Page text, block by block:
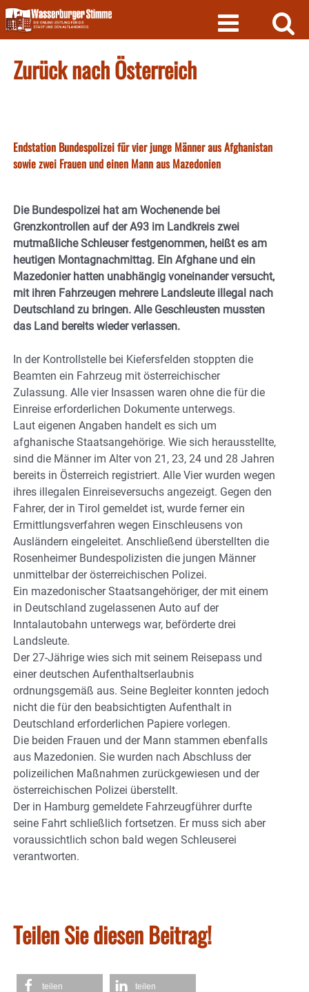
Skip
to
content
Zurück nach Österreich
Endstation Bundespolizei für vier junge Männer aus Afghanistan
sowie zwei Frauen und einen Mann aus Mazedonien
Die Bundespolizei hat am Wochenende bei
Grenzkontrollen auf der A93 im Landkreis zwei
mutmaßliche Schleuser festgenommen, heißt es am
heutigen Montagnachmittag. Ein Afghane und ein
Mazedonier hatten unabhängig voneinander versucht,
mit ihren Fahrzeugen mehrere Landsleute illegal nach
Deutschland zu bringen. Alle Geschleusten mussten
das Land bereits wieder verlassen.
In der Kontrollstelle bei Kiefersfelden stoppten die
Beamten ein Fahrzeug mit österreichischer
Zulassung. Alle vier Insassen waren ohne die für die
Einreise erforderlichen Dokumente unterwegs.
Laut eigenen Angaben handelt es sich um
afghanische Staatsangehörige. Wie sich herausstellte,
sind die Männer im Alter von 21, 23, 24 und 28 Jahren
bereits in Österreich registriert. Alle Vier wurden wegen
ihres illegalen Einreiseversuchs angezeigt. Gegen den
Fahrer, der in Tirol gemeldet ist, wurde ferner ein
Ermittlungsverfahren wegen Einschleusens von
Ausländern eingeleitet. Anschließend überstellten die
Rosenheimer Bundespolizisten die jungen Männer
unmittelbar der österreichischen Polizei.
Ein mazedonischer Staatsangehöriger, der mit einem
in Deutschland zugelassenen Auto auf der
Inntalautobahn unterwegs war, beförderte drei
Landsleute.
Der 27-Jährige wies sich mit seinem Reisepass und
einer deutschen Aufenthaltserlaubnis
ordnungsgemäß aus. Seine Begleiter konnten jedoch
nicht die für den beabsichtigten Aufenthalt in
Deutschland erforderlichen Papiere vorlegen.
Die beiden Frauen und der Mann stammen ebenfalls
aus Mazedonien. Sie wurden nach Abschluss der
polizeilichen Maßnahmen zurückgewiesen und der
österreichischen Polizei überstellt.
Der in Hamburg gemeldete Fahrzeugführer durfte
seine Fahrt schließlich fortsetzen. Er muss sich aber
voraussichtlich schon bald wegen Schleuserei
verantworten.
Teilen Sie diesen Beitrag!
teilen teilen